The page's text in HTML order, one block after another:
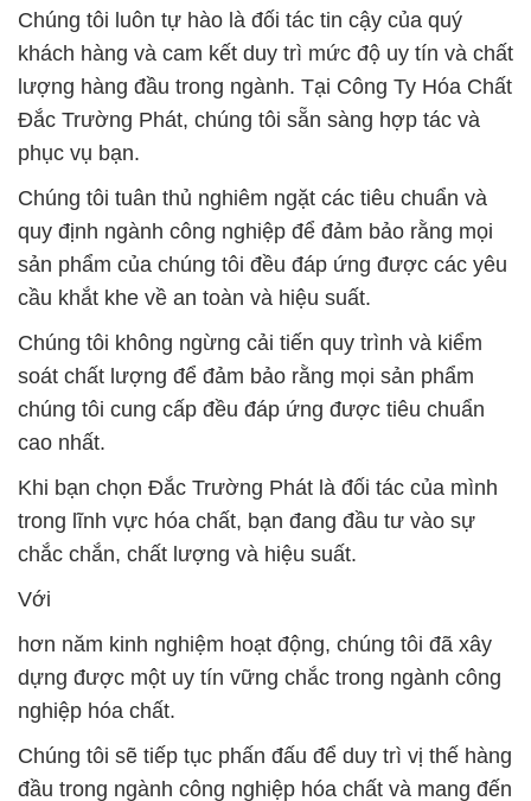
Chúng tôi luôn tự hào là đối tác tin cậy của quý
khách hàng và cam kết duy trì mức độ uy tín và chất
lượng hàng đầu trong ngành. Tại Công Ty Hóa Chất
Đắc Trường Phát, chúng tôi sẵn sàng hợp tác và
phục vụ bạn.
Chúng tôi tuân thủ nghiêm ngặt các tiêu chuẩn và
quy định ngành công nghiệp để đảm bảo rằng mọi
sản phẩm của chúng tôi đều đáp ứng được các yêu
cầu khắt khe về an toàn và hiệu suất.
Chúng tôi không ngừng cải tiến quy trình và kiểm
soát chất lượng để đảm bảo rằng mọi sản phẩm
chúng tôi cung cấp đều đáp ứng được tiêu chuẩn
cao nhất.
Khi bạn chọn Đắc Trường Phát là đối tác của mình
trong lĩnh vực hóa chất, bạn đang đầu tư vào sự
chắc chắn, chất lượng và hiệu suất.
Với
hơn năm kinh nghiệm hoạt động, chúng tôi đã xây
dựng được một uy tín vững chắc trong ngành công
nghiệp hóa chất.
Chúng tôi sẽ tiếp tục phấn đấu để duy trì vị thế hàng
đầu trong ngành công nghiệp hóa chất và mang đến